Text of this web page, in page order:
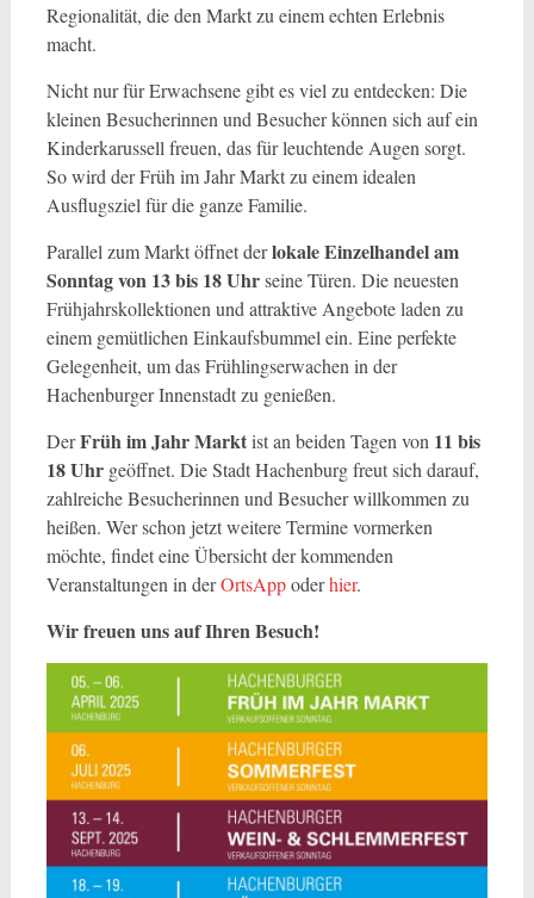
Regionalität, die den Markt zu einem echten Erlebnis
macht.
Nicht nur für Erwachsene gibt es viel zu entdecken: Die
kleinen Besucherinnen und Besucher können sich auf ein
Kinderkarussell freuen, das für leuchtende Augen sorgt.
So wird der Früh im Jahr Markt zu einem idealen
Ausflugsziel für die ganze Familie.
Parallel zum Markt öffnet derlokale Einzelhandel am
Sonntag von 13 bis 18 Uhrseine Türen. Die neuesten
Frühjahrskollektionen und attraktive Angebote laden zu
einem gemütlichen Einkaufsbummel ein. Eine perfekte
Gelegenheit, um das Frühlingserwachen in der
Hachenburger Innenstadt zu genießen.
DerFrüh im Jahr Marktist an beiden Tagen von 11 bis
18 Uhrgeöffnet. Die Stadt Hachenburg freut sich darauf,
zahlreiche Besucherinnen und Besucher willkommen zu
heißen. Wer schon jetzt weitere Termine vormerken
möchte, findet eine Übersicht der kommenden
Veranstaltungen in derOrtsAppoderhier.
Wir freuen uns auf Ihren Besuch!